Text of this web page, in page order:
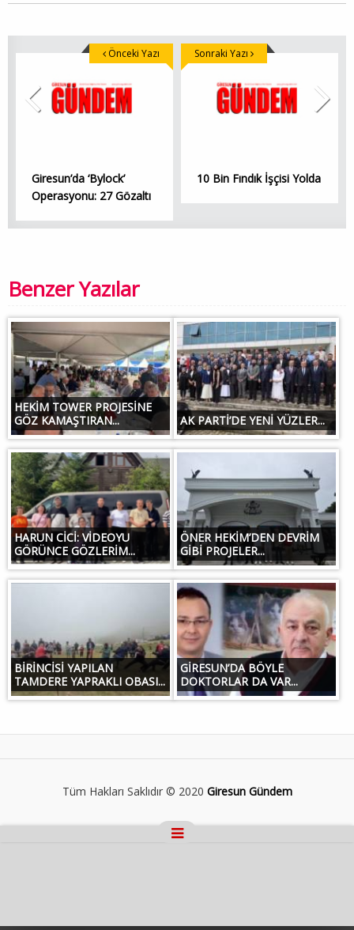
Giresun’da ‘Bylock’
Operasyonu: 27 Gözaltı
Önceki Yazı
10 Bin Fındık İşçisi Yolda
Sonraki Yazı
Benzer Yazılar
HEKİM TOWER PROJESİNE
GÖZ KAMAŞTIRAN...
AK PARTİ’DE YENİ YÜZLER...
HARUN CİCİ: VİDEOYU
GÖRÜNCE GÖZLERİM...
ÖNER HEKİM’DEN DEVRİM
GİBİ PROJELER...
BİRİNCİSİ YAPILAN
TAMDERE YAPRAKLI OBASI...
GİRESUN’DA BÖYLE
DOKTORLAR DA VAR...
Tüm Hakları Saklıdır © 2020 Giresun Gündem